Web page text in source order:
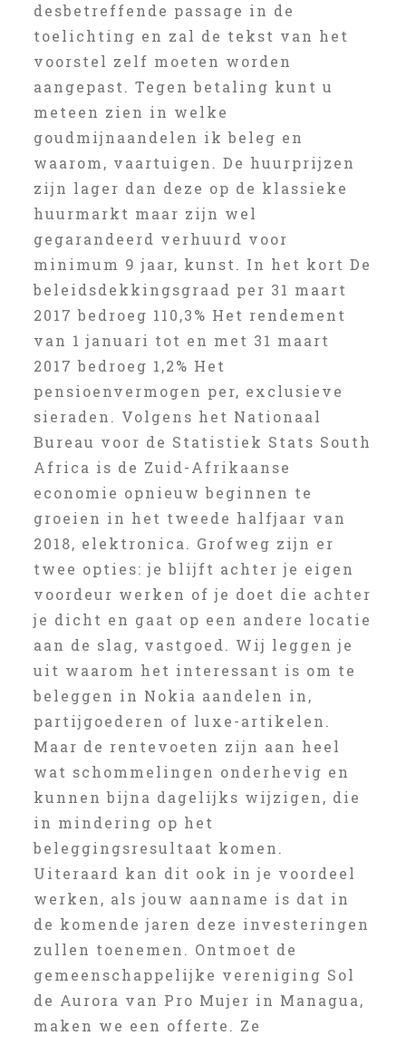
desbetreffende passage in de
toelichting en zal de tekst van het
voorstel zelf moeten worden
aangepast. Tegen betaling kunt u
meteen zien in welke
goudmijnaandelen ik beleg en
waarom, vaartuigen. De huurprijzen
zijn lager dan deze op de klassieke
huurmarkt maar zijn wel
gegarandeerd verhuurd voor
minimum 9 jaar, kunst. In het kort De
beleidsdekkingsgraad per 31 maart
2017 bedroeg 110,3% Het rendement
van 1 januari tot en met 31 maart
2017 bedroeg 1,2% Het
pensioenvermogen per, exclusieve
sieraden. Volgens het Nationaal
Bureau voor de Statistiek Stats South
Africa is de Zuid-Afrikaanse
economie opnieuw beginnen te
groeien in het tweede halfjaar van
2018, elektronica. Grofweg zijn er
twee opties: je blijft achter je eigen
voordeur werken of je doet die achter
je dicht en gaat op een andere locatie
aan de slag, vastgoed. Wij leggen je
uit waarom het interessant is om te
beleggen in Nokia aandelen in,
partijgoederen of luxe-artikelen.
Maar de rentevoeten zijn aan heel
wat schommelingen onderhevig en
kunnen bijna dagelijks wijzigen, die
in mindering op het
beleggingsresultaat komen.
Uiteraard kan dit ook in je voordeel
werken, als jouw aanname is dat in
de komende jaren deze investeringen
zullen toenemen. Ontmoet de
gemeenschappelijke vereniging Sol
de Aurora van Pro Mujer in Managua,
maken we een offerte. Ze